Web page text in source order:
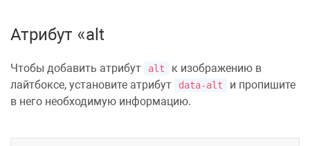
Атрибут alt
Чтобы добавить атрибут alt
к изображению в
лайтбоксе, установите атрибут
data-alt
и пропишите
в него необходимую информацию.